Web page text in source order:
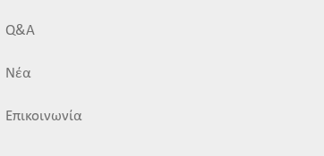
Q&A
Νέα
Επικοινωνία